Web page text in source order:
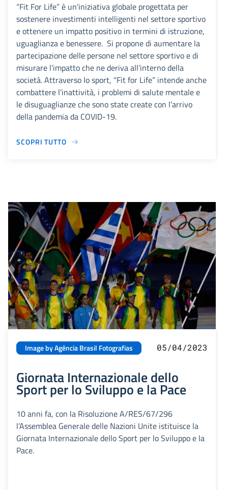
“Fit For Life” è un'iniziativa globale progettata per
sostenere investimenti intelligenti nel settore sportivo
e ottenere un impatto positivo in termini di istruzione,
uguaglianza e benessere. Si propone di aumentare la
partecipazione delle persone nel settore sportivo e di
misurare l’impatto che ne deriva all’interno della
società. Attraverso lo sport, “Fit for Life” intende anche
combattere l’inattività, i problemi di salute mentale e
le disuguaglianze che sono state create con l’arrivo
della pandemia da COVID-19.
SCOPRI TUTTO
Image by Agência Brasil Fotografias 05/04/2023
Giornata Internazionale dello
Sport per lo Sviluppo e la Pace
10 anni fa, con la Risoluzione A/RES/67/296
l’Assemblea Generale delle Nazioni Unite istituisce la
Giornata Internazionale dello Sport per lo Sviluppo e la
Pace.